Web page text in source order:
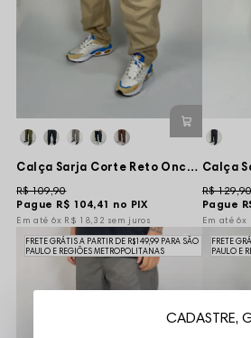
Calça Sarja Corte Reto Oncross - Bege
Pague R$ 104,41 no PIX
R$ 109,90
6x R$ 18,32 sem juros
Pague
R$ 129,90
6x
FRETE GRÁTIS A PARTIR DE R$149,99 PARA SÃO
PAULO E REGIÕES METROPOLITANAS
FRETE
PAULO E
CADASTRE,